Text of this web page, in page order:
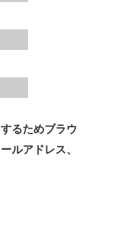
るためブラウ
ルアドレス、